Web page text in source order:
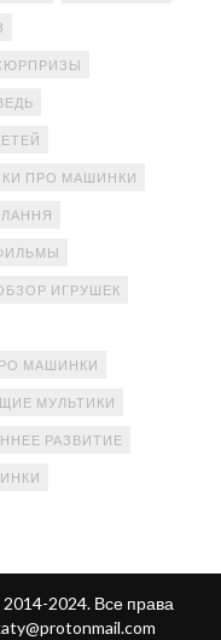
ПРО МАШИНКИ
ИГРУШЕК
МАШИНКИ
МУЛЬТИКИ
РАЗВИТИЕ
2024. Все права